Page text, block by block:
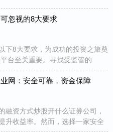
忽视的8大要求
下8大要求，为成功的投资之旅奠
台至关重要。寻找受监管的
网：安全可靠，资金保障
资方式炒股开什么证券公司，
升收益率。然而，选择一家安全